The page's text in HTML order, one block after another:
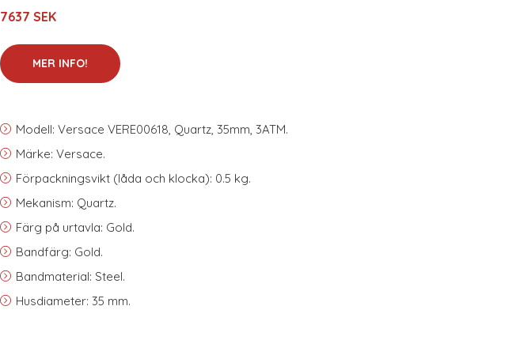
7637 SEK
MER INFO!
Modell: Versace VERE00618, Quartz, 35mm, 3ATM.
Märke: Versace.
Förpackningsvikt (låda och klocka): 0.5 kg.
Mekanism: Quartz.
Färg på urtavla: Gold.
Bandfärg: Gold.
Bandmaterial: Steel.
Husdiameter: 35 mm.